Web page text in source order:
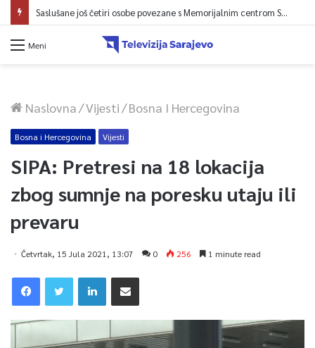
Saslušane još četiri osobe povezane s Memorijalnim centrom Srebrenica, na spisku ukupno 26
Meni
Naslovna/Vijesti/Bosna I Hercegovina
Bosna i Hercegovina Vijesti
SIPA: Pretresi na 18 lokacija
zbog sumnje na poresku utaju ili
prevaru
Četvrtak, 15 Jula 2021, 13:07 0 256 1 minute read